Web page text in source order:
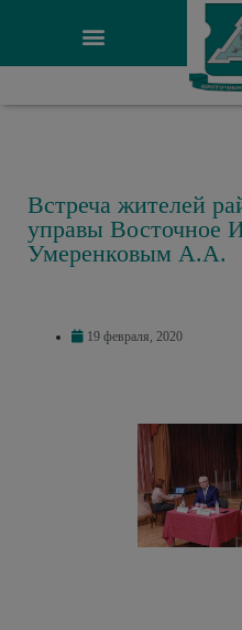
Встреча жителей
управы Восточное
Умеренковым А.А.
19 февраля, 2020